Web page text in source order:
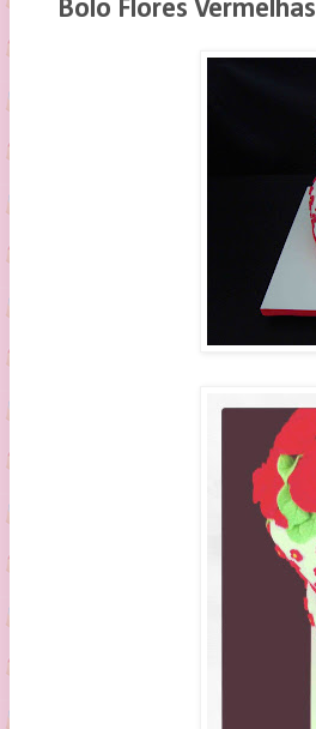
Bolo Flores Vermelhas